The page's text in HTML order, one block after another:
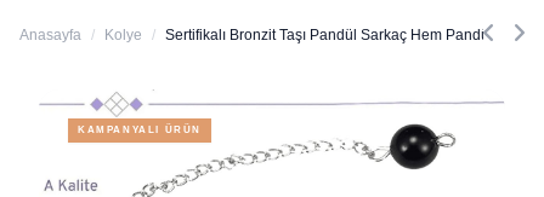
Anasayfa / Kolye / Sertifikalı Bronzit Taşı Pandül Sarkaç Hem Pandül - Hem
KAMPANYALI ÜRÜN